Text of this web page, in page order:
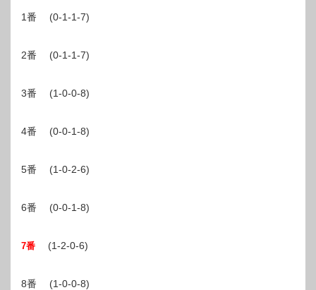
1番 (0-1-1-7)
2番 (0-1-1-7)
3番 (1-0-0-8)
4番 (0-0-1-8)
5番 (1-0-2-6)
6番 (0-0-1-8)
7番 (1-2-0-6)
8番 (1-0-0-8)